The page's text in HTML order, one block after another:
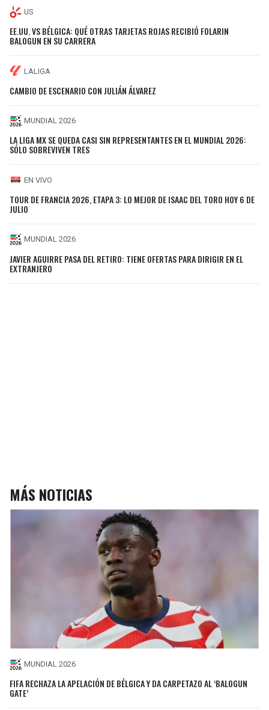
US
EE.UU. VS BÉLGICA: QUÉ OTRAS TARJETAS ROJAS RECIBIÓ FOLARIN
BALOGUN EN SU CARRERA
LALIGA
CAMBIO DE ESCENARIO CON JULIÁN ÁLVAREZ
MUNDIAL 2026
LA LIGA MX SE QUEDA CASI SIN REPRESENTANTES EN EL MUNDIAL 2026:
SÓLO SOBREVIVEN TRES
EN VIVO
TOUR DE FRANCIA 2026, ETAPA 3: LO MEJOR DE ISAAC DEL TORO HOY 6 DE
JULIO
MUNDIAL 2026
JAVIER AGUIRRE PASA DEL RETIRO: TIENE OFERTAS PARA DIRIGIR EN EL
EXTRANJERO
MÁS NOTICIAS
MUNDIAL 2026
FIFA RECHAZA LA APELACIÓN DE BÉLGICA Y DA CARPETAZO AL ‘BALOGUN
GATE’